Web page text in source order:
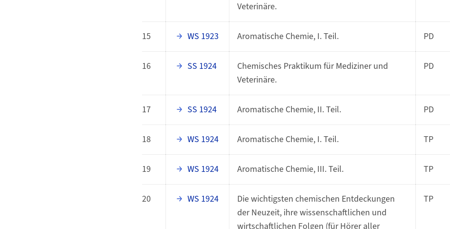
Veterinäre.
15 WS 1923 Aromatische Chemie, I. Teil. PD
16 SS 1924
Chemisches Praktikum für Mediziner und
Veterinäre.
PD
17 SS 1924 Aromatische Chemie, II. Teil. PD
18 WS 1924 Aromatische Chemie, I. Teil. TP
19 WS 1924 Aromatische Chemie, III. Teil. TP
20 WS 1924
Die wichtigsten chemischen Entdeckungen
der Neuzeit, ihre wissenschaftlichen und
wirtschaftlichen Folgen (für Hörer aller
TP